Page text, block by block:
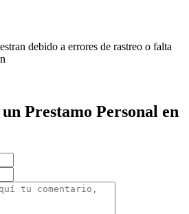
debido a errores de rastreo o falta
Prestamo Personal en